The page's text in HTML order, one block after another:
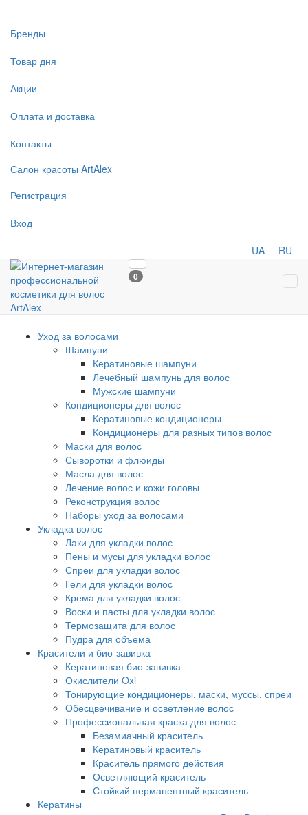
Бренды
Товар дня
Акции
Оплата и доставка
Контакты
Салон красоты ArtAlex
Регистрация
Вход
UA RU
0
Уход за волосами
Шампуни
Кератиновые шампуни
Лечебный шампунь для волос
Мужские шампуни
Кондиционеры для волос
Кератиновые кондиционеры
Кондиционеры для разных типов волос
Маски для волос
Сыворотки и флюиды
Масла для волос
Лечение волос и кожи головы
Реконструкция волос
Наборы уход за волосами
Укладка волос
Лаки для укладки волос
Пены и мусы для укладки волос
Спреи для укладки волос
Гели для укладки волос
Крема для укладки волос
Воски и пасты для укладки волос
Термозащита для волос
Пудра для объема
Красители и био-завивка
Кератиновая био-завивка
Окислители Oxi
Тонирующие кондиционеры, маски, муссы, спреи
Обесцвечивание и осветление волос
Профессиональная краска для волос
Безамиачный краситель
Кератиновый краситель
Краситель прямого действия
Осветляющий краситель
Стойкий перманентный краситель
Кератины